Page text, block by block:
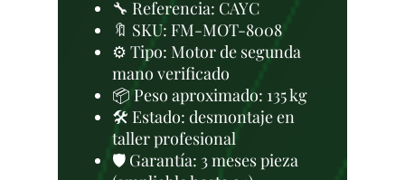
🔧 Referencia: CAYC
🔖 SKU: FM-MOT-8008
⚙️ Tipo: Motor de segunda
mano verificado
📦 Peso aproximado: 135 kg
🛠 Estado: desmontaje en
taller profesional
🛡️ Garantía: 3 meses pieza